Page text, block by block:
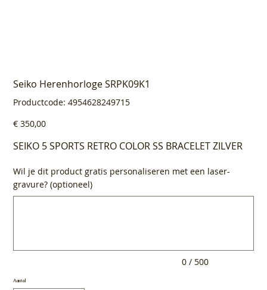
Seiko Herenhorloge SRPK09K1
Productcode:
Productcode
4954628249715
4954628249715
Prijs
€ 350,00
SEIKO 5 SPORTS RETRO COLOR SS BRACELET ZILVER
Wil je dit product gratis personaliseren met een laser-
gravure? (optioneel)
0 / 500
Aantal